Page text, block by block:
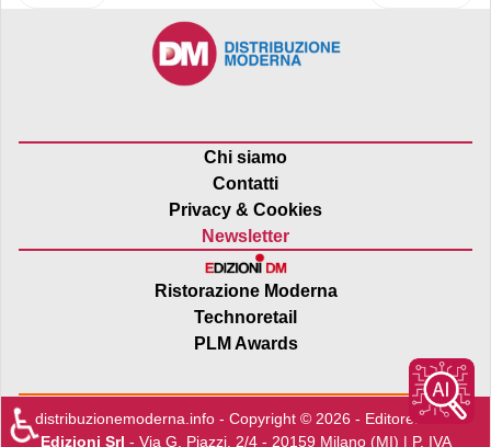
Chi siamo
Contatti
Privacy & Cookies
Newsletter
Ristorazione Moderna
Technoretail
PLM Awards
distribuzionemoderna.info - Copyright © 2026 - Editore:Edra
Edizioni Srl - Via G. Piazzi, 2/4 - 20159 Milano (MI) | P. IVA